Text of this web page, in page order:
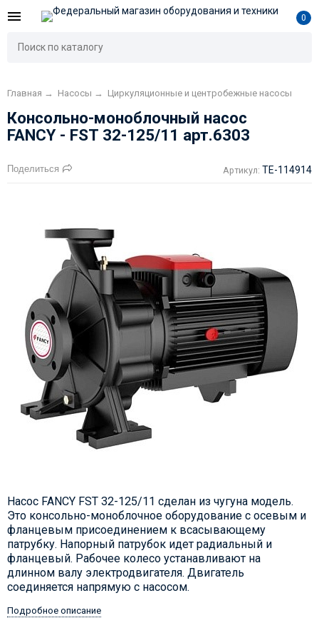
0
Главная → Насосы → Циркуляционные и центробежные насосы
Консольно-моноблочный насос
FANCY - FST 32-125/11 арт.6303
Поделиться Артикул: TE-114914
Насос FANCY FST 32-125/11 сделан из чугуна модель.
Это консольно-моноблочное оборудование с осевым и
фланцевым присоединением к всасывающему
патрубку. Напорный патрубок идет радиальный и
фланцевый. Рабочее колесо устанавливают на
длинном валу электродвигателя. Двигатель
соединяется напрямую с насосом.
Подробное описание